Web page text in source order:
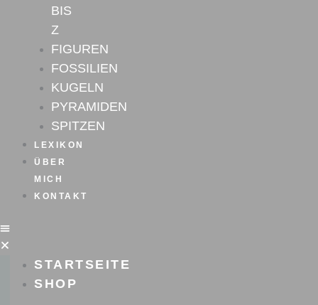
BIS
Z
FIGUREN
FOSSILIEN
KUGELN
PYRAMIDEN
SPITZEN
LEXIKON
ÜBER
MICH
KONTAKT
STARTSEITE
SHOP